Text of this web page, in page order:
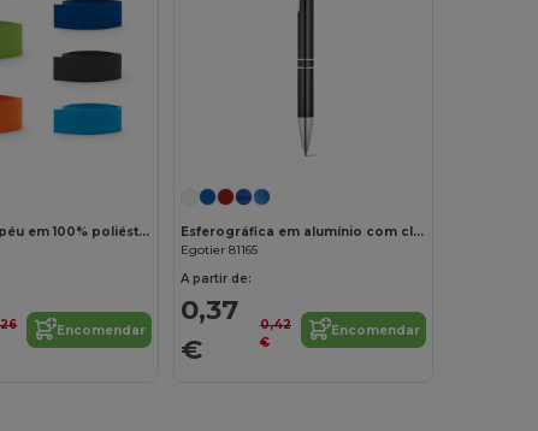
Fita para chapéu em 100% poliéster
Encomendar
Esferográfica em alumínio com clipe
Egotier 81165
A partir de:
0,37
€
0,42
€
Encomendar